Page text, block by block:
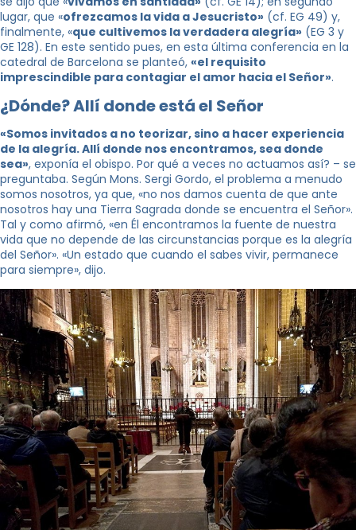
lugar, que «ofrezcamos la vida a Jesucristo» (cf. EG 49) y,
finalmente, «que cultivemos la verdadera alegría» (EG 3 y
GE 128). En este sentido pues, en esta última conferencia en la
catedral de Barcelona se planteó, «el requisito
imprescindible para contagiar el amor hacia el Señor».
¿Dónde? Allí donde está el Señor
«Somos invitados a no teorizar, sino a hacer experiencia
de la alegría. Allí donde nos encontramos, sea donde
sea», exponía el obispo. Por qué a veces no actuamos así? – se
preguntaba. Según Mons. Sergi Gordo, el problema a menudo
somos nosotros, ya que, «no nos damos cuenta de que ante
nosotros hay una Tierra Sagrada donde se encuentra el Señor».
Tal y como afirmó, «en Él encontramos la fuente de nuestra
vida que no depende de las circunstancias porque es la alegría
del Señor». «Un estado que cuando el sabes vivir, permanece
para siempre», dijo.